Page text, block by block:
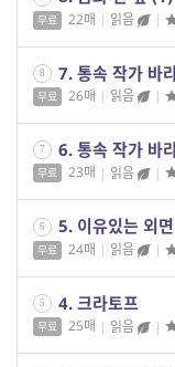
무료 22매 | 읽음 |
8 7. 통속 작가 바
무료 26매 | 읽음 |
7 6. 통속 작가 바
무료 23매 | 읽음 |
6 5. 이유있는 외면
무료 24매 | 읽음 |
5 4. 크라토프
무료 25매 | 읽음 |